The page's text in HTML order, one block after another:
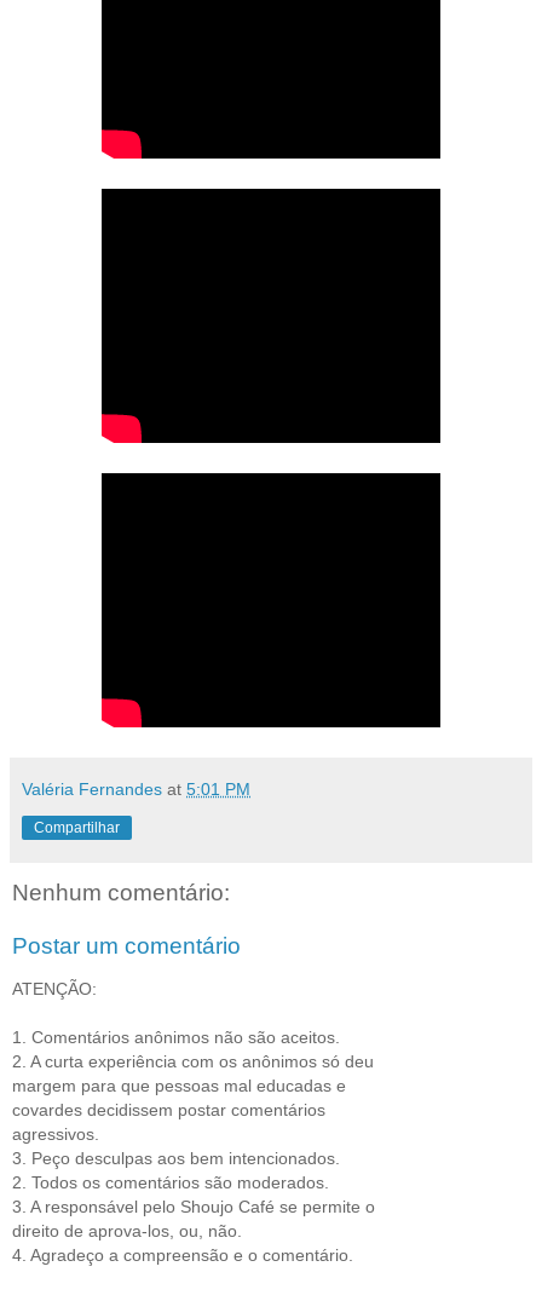
Valéria Fernandes at 5:01 PM
Compartilhar
Nenhum comentário:
Postar um comentário
ATENÇÃO:
1. Comentários anônimos não são aceitos.
2. A curta experiência com os anônimos só deu
margem para que pessoas mal educadas e
covardes decidissem postar comentários
agressivos.
3. Peço desculpas aos bem intencionados.
2. Todos os comentários são moderados.
3. A responsável pelo Shoujo Café se permite o
direito de aprova-los, ou, não.
4. Agradeço a compreensão e o comentário.